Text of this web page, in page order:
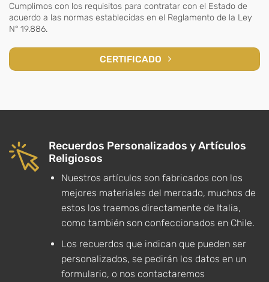
Cumplimos con los requisitos para contratar con el Estado de
acuerdo a las normas establecidas en el Reglamento de la Ley
N° 19.886.
CERTIFICADO
Recuerdos Personalizados y Artículos
Religiosos
Nuestros artículos son fabricados con los
mejores materiales del mercado, muchos de
estos los traemos directamente de Italia,
como también son confeccionados en Chile.
Los recuerdos que indican que pueden ser
personalizados, se pedirán los datos en un
formulario, o nos contactaremos